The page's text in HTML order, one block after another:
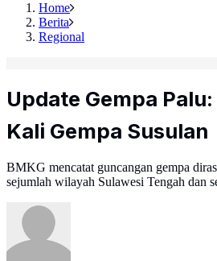
Home
Berita
Regional
Update Gempa
Kali Gempa Susulan
BMKG mencatat guncangan gempa
sejumlah wilayah Sulawesi Tengah dan